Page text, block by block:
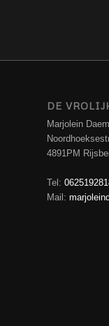
DE
Marjolein
4891PM
Tel:
Mail: